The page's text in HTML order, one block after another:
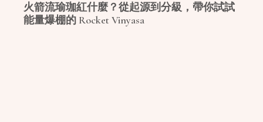
火箭流瑜珈紅什麼？從起源到分級，帶你試試
能量爆棚的 Rocket Vinyasa